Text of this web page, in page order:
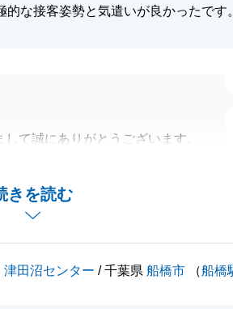
な接客姿勢と気遣いが良かったです。
きを読む
て誠にありがとうございます。
したら、いつでもお気軽にお声
津田沼センター / 千葉県船橋市 （船橋